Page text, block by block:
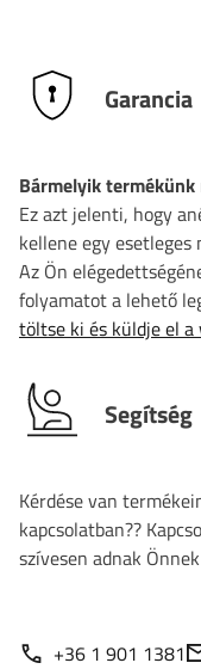
Garancia
Bármelyik
Ez azt jelenti, hogy
kellene egy
Az Ön
folyamatot a lehető
töltse ki és küldje el
Segítség
Kérdése van
kapcsolatban??
szívesen adnak
+36 1 901 1381